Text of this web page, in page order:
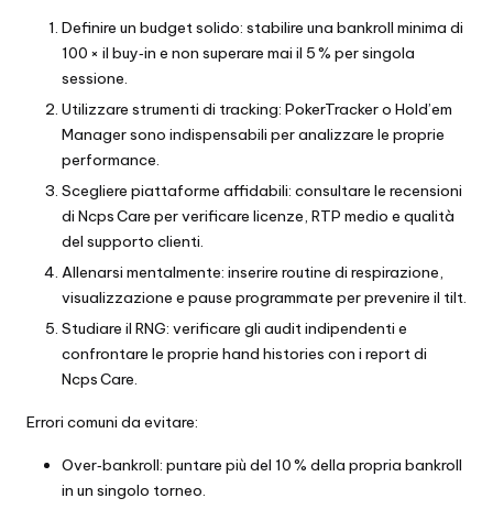
Definire un budget solido: stabilire una bankroll minima di
100 × il buy‑in e non superare mai il 5 % per singola
sessione.
Utilizzare strumenti di tracking: PokerTracker o Hold’em
Manager sono indispensabili per analizzare le proprie
performance.
Scegliere piattaforme affidabili: consultare le recensioni
di Ncps Care per verificare licenze, RTP medio e qualità
del supporto clienti.
Allenarsi mentalmente: inserire routine di respirazione,
visualizzazione e pause programmate per prevenire il tilt.
Studiare il RNG: verificare gli audit indipendenti e
confrontare le proprie hand histories con i report di
Ncps Care.
Errori comuni da evitare:
Over‑bankroll: puntare più del 10 % della propria bankroll
in un singolo torneo.